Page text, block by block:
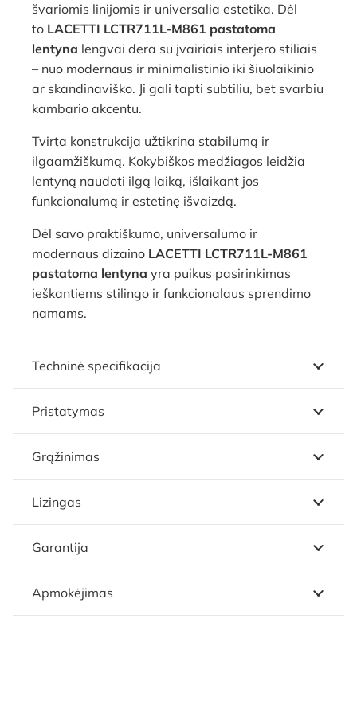
švariomis linijomis ir universalia estetika. Dėl
to LACETTI LCTR711L-M861 pastatoma
lentyna lengvai dera su įvairiais interjero stiliais
– nuo modernaus ir minimalistinio iki šiuolaikinio
ar skandinaviško. Ji gali tapti subtiliu, bet svarbiu
kambario akcentu.
Tvirta konstrukcija užtikrina stabilumą ir
ilgaamžiškumą. Kokybiškos medžiagos leidžia
lentyną naudoti ilgą laiką, išlaikant jos
funkcionalumą ir estetinę išvaizdą.
Dėl savo praktiškumo, universalumo ir
modernaus dizaino LACETTI LCTR711L-M861
pastatoma lentyna yra puikus pasirinkimas
ieškantiems stilingo ir funkcionalaus sprendimo
namams.
Techninė specifikacija
Pristatymas
Grąžinimas
Lizingas
Garantija
Apmokėjimas